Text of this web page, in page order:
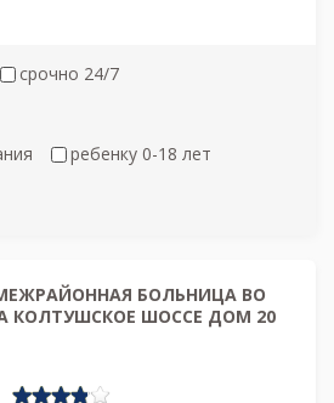
срочно 24/7
ребенку 0-18 лет
БОЛЬНИЦА ВО
КОЛТУШСКОЕ ШОССЕ ДОМ 20